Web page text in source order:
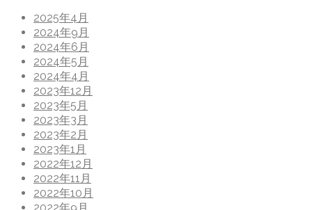
ン
2025年4月
2024年9月
2024年6月
2024年5月
2024年4月
2023年12月
2023年5月
2023年3月
2023年2月
2023年1月
2022年12月
2022年11月
2022年10月